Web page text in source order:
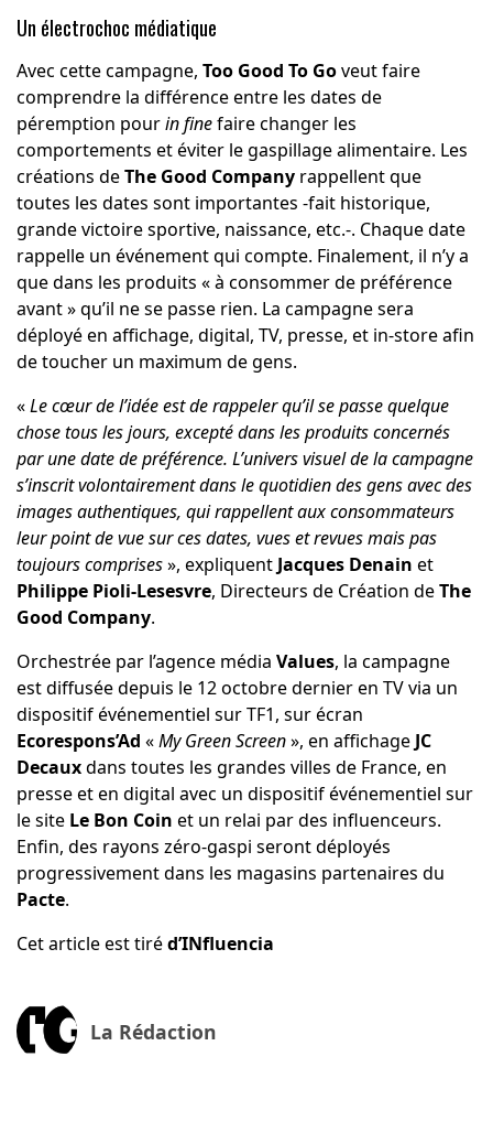
Un électrochoc médiatique
Avec cette campagne, Too Good To Goveut faire
comprendre la différence entre les dates de
péremption pourin finefaire changer les
comportements et éviter le gaspillage alimentaire. Les
créations deThe Good Companyrappellent que
toutes les dates sont importantes -fait historique,
grande victoire sportive, naissance, etc.-. Chaque date
rappelle un événement qui compte. Finalement, il n’y a
que dans les produits « à consommer de préférence
avant » qu’il ne se passe rien. La campagne sera
déployé en affichage, digital, TV, presse, et in-store afin
de toucher un maximum de gens.
«Le cœur de l’idée est de rappeler qu’il se passe quelque
chose tous les jours, excepté dans les produits concernés
par une date de préférence. L’univers visuel de la campagne
s’inscrit volontairement dans le quotidien des gens avec des
images authentiques, qui rappellent aux consommateurs
leur point de vue sur ces dates, vues et revues mais pas
toujours comprises», expliquent Jacques Denain et
Philippe Pioli-Lesesvre, Directeurs de Création deThe
Good Company.
Orchestrée par l’agence média Values, la campagne
est diffusée depuis le 12 octobre dernier en TV via un
dispositif événementiel sur TF1, sur écran
Ecorespons’Ad «My Green Screen», en affichage JC
Decauxdans toutes les grandes villes de France, en
presse et en digital avec un dispositif événementiel sur
le site Le Bon Coin et un relai par des influenceurs.
Enfin, des rayons zéro-gaspi seront déployés
progressivement dans les magasins partenaires du
Pacte.
Cet article est tiréd’INfluencia
La Rédaction